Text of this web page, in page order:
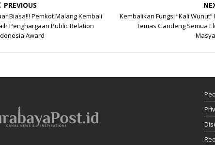
PREVIOUS
Biasa!!! Pemkot Malang Kembali
Penghargaan Public Relation
Award
Kembalikan Fungsi “Kali Wunut”
Temas Gandeng Semua